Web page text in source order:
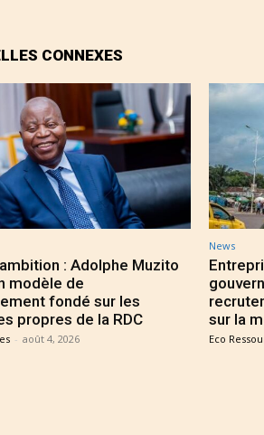
CONNEXES
: Adolphe Muzito
modèle de
fondé sur les
propres de la RDC
- août 4, 2026
News
sur la
Eco